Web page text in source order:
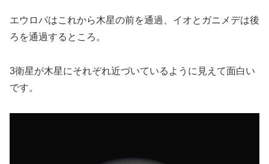
エウロパはこれから木星の前を通過、イオとガニメデは後
ろを通過するところ。
3衛星が木星にそれぞれ近づいているように見えて面白い
です。